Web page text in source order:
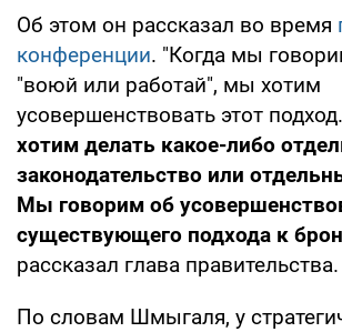
Об этом он рассказал во время
конференции. "Когда мы
"воюй или работай", мы хотим
усовершенствовать этот подход.
хотим делать какое-либо
законодательство или
Мы говорим об
существующего подхода к
рассказал глава правительства.
По словам Шмыгаля, у